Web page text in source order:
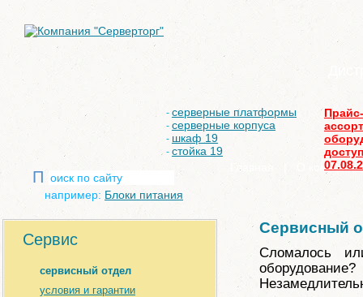
- серверные платформы
- серверные корпуса
- шкаф 19
- стойка 19
П
например: Блоки питания
Главная О компании
Сервис
сервисный отдел
условия и гарантии
Сервисный
Сломалось
оборудование?